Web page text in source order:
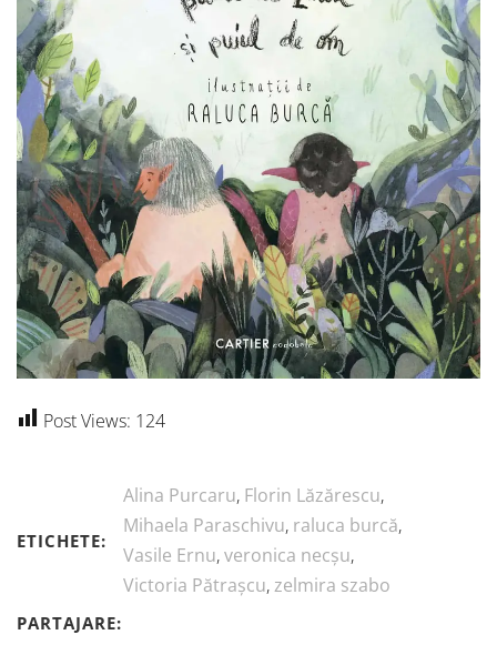
Post Views: 124
ETICHETE:
Alina Purcaru, Florin Lăzărescu,
Mihaela Paraschivu, raluca burcă,
Vasile Ernu,veronica necșu,
Victoria Pătrașcu,zelmira szabo
PARTAJARE: